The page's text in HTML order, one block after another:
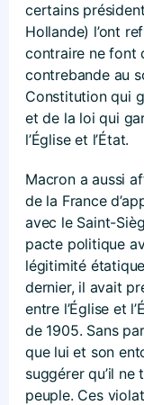
certains
Hollande) l’ont
contraire ne font
contrebande au
Constitution qui
et de la loi qui
l’Église et l’État.
Macron a aussi
de la France
avec le Saint-
pacte politique
légitimité
dernier, il avait
entre l’Église et
de 1905. Sans
que lui et son
suggérer qu’il
peuple. Ces